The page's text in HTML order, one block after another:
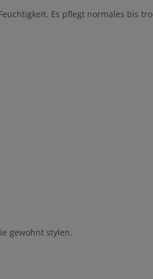
Es pflegt normales bis
gewohnt stylen.